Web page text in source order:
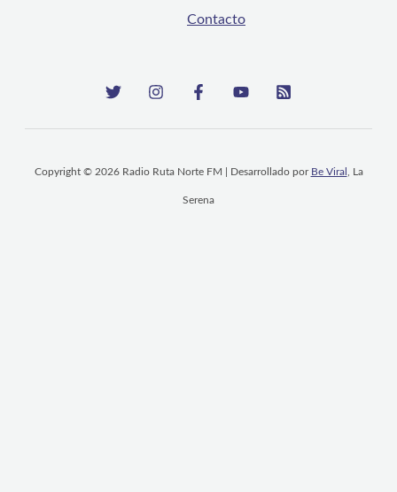
Contacto
Copyright © 2026 Radio Ruta Norte FM | Desarrollado por Be Viral , La
Serena